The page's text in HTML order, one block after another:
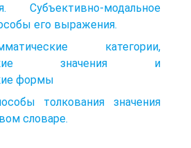
Субъективно-модальное
его выражения.
категории,
значения и
формы
толкования значения
словаре.